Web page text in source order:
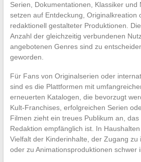
Serien, Dokumentationen, Klassiker und
setzen auf Entdeckung, Originalkreation
redaktionell gestalteter Produktionen.
Anzahl der gleichzeitig verbundenen
angebotenen Genres sind zu
geworden.
Für Fans von Originalserien oder
sind es die Plattformen mit
erneuerten Katalogen, die bevorzugt
Kult-Franchises, erfolgreichen Serien
Filmen zieht ein treues Publikum an,
Redaktion empfänglich ist. In
Vielfalt der Kinderinhalte, der Zugang zu
oder zu Animationsproduktionen schwer